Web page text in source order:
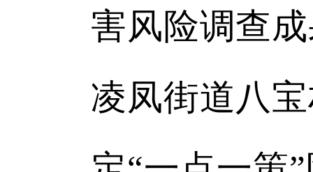
害风险调查
凌凤街道八